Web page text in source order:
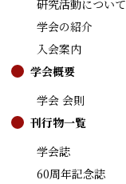
研究活動について
学会の紹介
入会案内
学会概要
学会 会則
刊行物一覧
学会誌
60周年記念誌